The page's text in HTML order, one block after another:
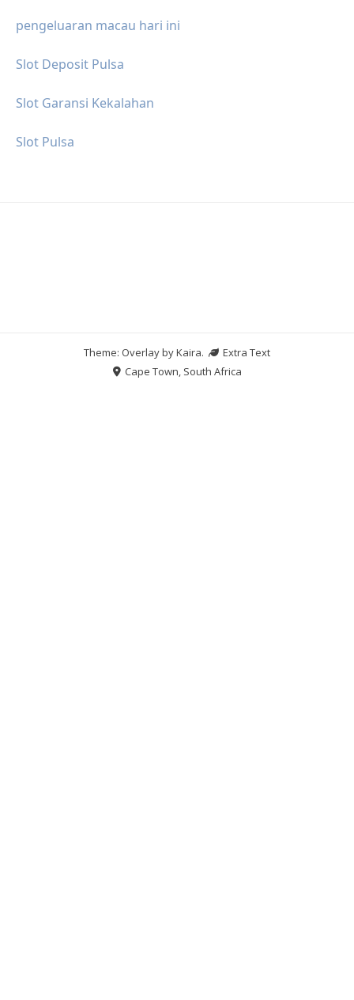
pengeluaran macau hari ini
Slot Deposit Pulsa
Slot Garansi Kekalahan
Slot Pulsa
Theme: Overlay byKaira.
Extra Text
Cape Town, South Africa